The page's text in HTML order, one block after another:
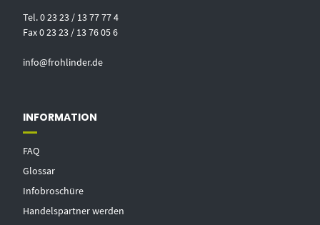
Tel. 0 23 23 / 13 77 77 4
Fax 0 23 23 / 13 76 05 6
info@frohlinder.de
INFORMATION
FAQ
Glossar
Infobroschüre
Handelspartner werden